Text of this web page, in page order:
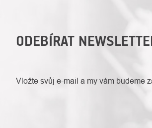
ODEBÍRAT
Vložte svůj e-mail a my vám budeme